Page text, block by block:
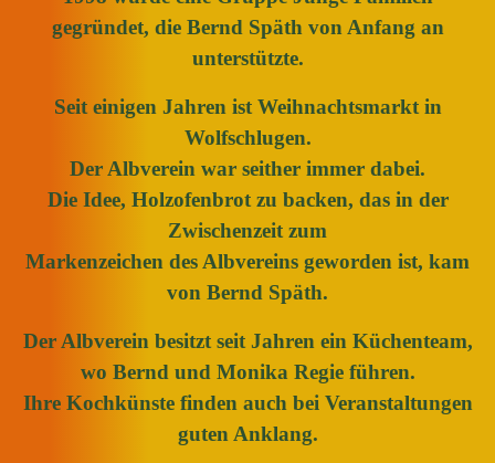
gegründet, die Bernd Späth von Anfang an
unterstützte.
Seit einigen Jahren ist Weihnachtsmarkt in
Wolfschlugen.
Der Albverein war seither immer dabei.
Die Idee, Holzofenbrot zu backen, das in der
Zwischenzeit zum
Markenzeichen des Albvereins geworden ist, kam
von Bernd Späth.
Der Albverein besitzt seit Jahren ein Küchenteam,
wo Bernd und Monika Regie führen.
Ihre Kochkünste finden auch bei Veranstaltungen
guten Anklang.